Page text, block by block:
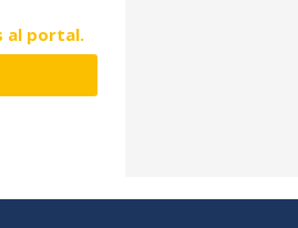
al portal.